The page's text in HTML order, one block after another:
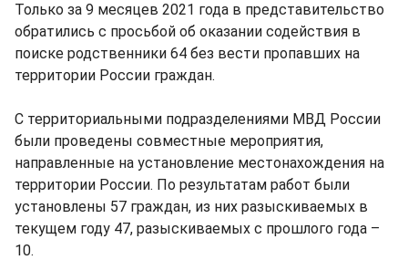
Только за 9 месяцев 2021 года в представительство
обратились с просьбой об оказании содействия в
поиске родственники 64 без вести пропавших на
территории России граждан.
С территориальными подразделениями МВД России
были проведены совместные мероприятия,
направленные на установление местонахождения на
территории России. По результатам работ были
установлены 57 граждан, из них разыскиваемых в
текущем году 47, разыскиваемых с прошлого года –
10.